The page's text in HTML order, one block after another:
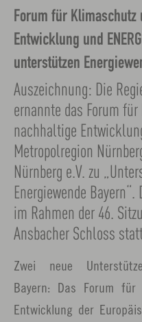
Forum für Klimaschutz
Entwicklung und
unterstützen
Auszeichnung: Die
ernannte das Forum
nachhaltige
Metropolregion
Nürnberg e.V. zu
Energiewende
im Rahmen der 46.
Ansbacher Schloss
Zwei neue
Bayern: Das Forum für
Entwicklung der